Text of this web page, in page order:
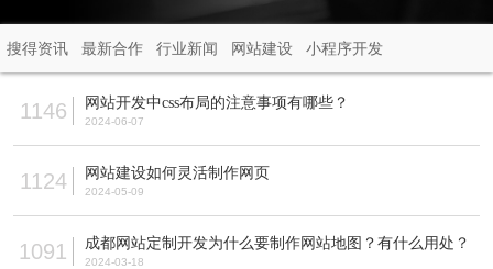
搜得资讯 最新合作 行业新闻 网站建设 小程序开发
1146 网站开发中css布局的注意事项有哪些？
2024-06-07
1124 网站建设如何灵活制作网页
2024-05-09
1091 成都网站定制开发为什么要制作网站地图？有什么用处？
2024-03-18